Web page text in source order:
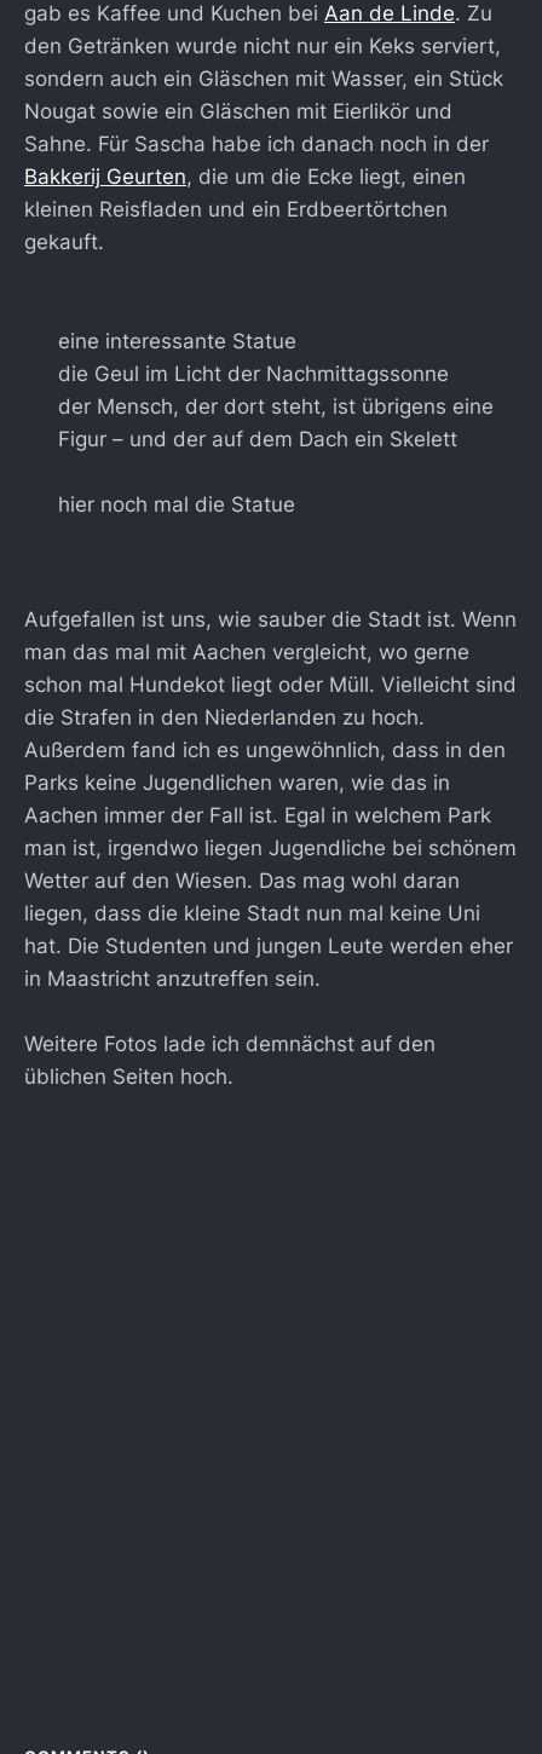
gab es Kaffee und Kuchen bei Aan de Linde. Zu
den Getränken wurde nicht nur ein Keks serviert,
sondern auch ein Gläschen mit Wasser, ein Stück
Nougat sowie ein Gläschen mit Eierlikör und
Sahne. Für Sascha habe ich danach noch in der
Bakkerij Geurten, die um die Ecke liegt, einen
kleinen Reisfladen und ein Erdbeertörtchen
gekauft.
eine interessante Statue
die Geul im Licht der Nachmittagssonne
der Mensch, der dort steht, ist übrigens eine
Figur – und der auf dem Dach ein Skelett
hier noch mal die Statue
Aufgefallen ist uns, wie sauber die Stadt ist. Wenn
man das mal mit Aachen vergleicht, wo gerne
schon mal Hundekot liegt oder Müll. Vielleicht sind
die Strafen in den Niederlanden zu hoch.
Außerdem fand ich es ungewöhnlich, dass in den
Parks keine Jugendlichen waren, wie das in
Aachen immer der Fall ist. Egal in welchem Park
man ist, irgendwo liegen Jugendliche bei schönem
Wetter auf den Wiesen. Das mag wohl daran
liegen, dass die kleine Stadt nun mal keine Uni
hat. Die Studenten und jungen Leute werden eher
in Maastricht anzutreffen sein.
Weitere Fotos lade ich demnächst auf den
üblichen Seiten hoch.